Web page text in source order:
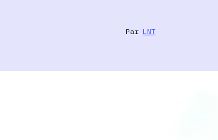
Par LNT